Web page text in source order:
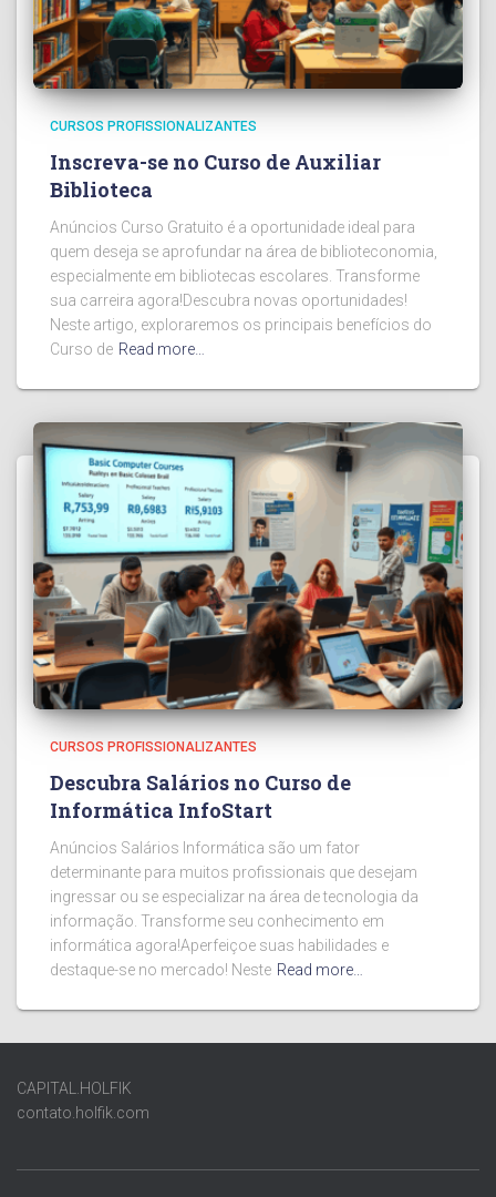
CURSOS PROFISSIONALIZANTES
Inscreva-se no Curso de Auxiliar
Biblioteca
Anúncios Curso Gratuito é a oportunidade ideal para
quem deseja se aprofundar na área de biblioteconomia,
especialmente em bibliotecas escolares. Transforme
sua carreira agora!Descubra novas oportunidades!
Neste artigo, exploraremos os principais benefícios do
Curso de Read more…
CURSOS PROFISSIONALIZANTES
Descubra Salários no Curso de
Informática InfoStart
Anúncios Salários Informática são um fator
determinante para muitos profissionais que desejam
ingressar ou se especializar na área de tecnologia da
informação. Transforme seu conhecimento em
informática agora!Aperfeiçoe suas habilidades e
destaque-se no mercado! Neste Read more…
CAPITAL.HOLFIK
contato.holfik.com